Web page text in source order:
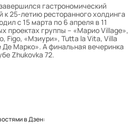
гастрономический
25-летию ресторанного холдинга
с 15 марта по 6 апреля в 11
проектах группы – «Марио Village»,
Figo, «Мзиури», Tutta la Vita, Villa
Марко». А финальная вечеринка
Zhukovka 72.
в Дзен: